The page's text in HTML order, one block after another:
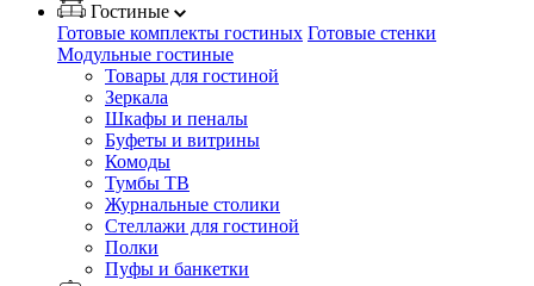
Гостиные
Готовые комплекты гостиных Готовые стенки
Модульные гостиные
Товары для гостиной
Зеркала
Шкафы и пеналы
Буфеты и витрины
Комоды
Тумбы ТВ
Журнальные столики
Стеллажи для гостиной
Полки
Пуфы и банкетки